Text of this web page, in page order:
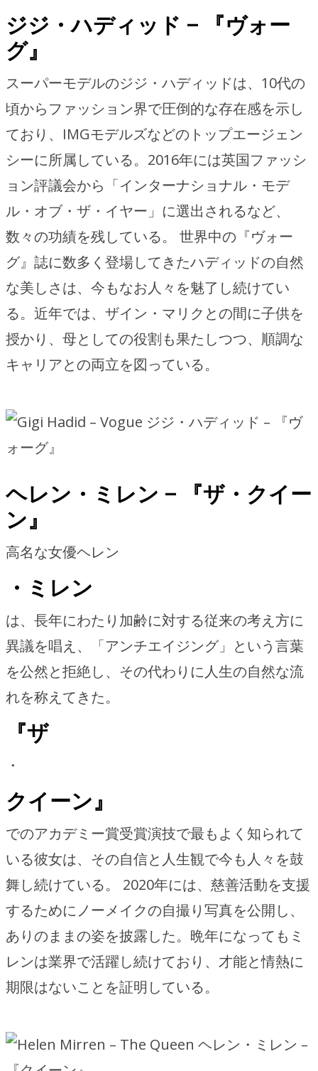
ジジ・ハディッド – 『ヴォー
グ』
スーパーモデルのジジ・ハディッドは、10代の
頃からファッション界で圧倒的な存在感を示し
ており、IMGモデルズなどのトップエージェン
シーに所属している。2016年には英国ファッシ
ョン評議会から「インターナショナル・モデ
ル・オブ・ザ・イヤー」に選出されるなど、
数々の功績を残している。 世界中の『ヴォー
グ』誌に数多く登場してきたハディッドの自然
な美しさは、今もなお人々を魅了し続けてい
る。近年では、ザイン・マリクとの間に子供を
授かり、母としての役割も果たしつつ、順調な
キャリアとの両立を図っている。
ジジ・ハディッド – 『ヴ
ォーグ』
ヘレン・ミレン – 『ザ・クイー
ン』
高名な女優ヘレン
・ミレン
は、長年にわたり加齢に対する従来の考え方に
異議を唱え、「アンチエイジング」という言葉
を公然と拒絶し、その代わりに人生の自然な流
れを称えてきた。
『ザ
・
クイーン』
でのアカデミー賞受賞演技で最もよく知られて
いる彼女は、その自信と人生観で今も人々を鼓
舞し続けている。 2020年には、慈善活動を支援
するためにノーメイクの自撮り写真を公開し、
ありのままの姿を披露した。晩年になってもミ
レンは業界で活躍し続けており、才能と情熱に
期限はないことを証明している。
ヘレン・ミレン –